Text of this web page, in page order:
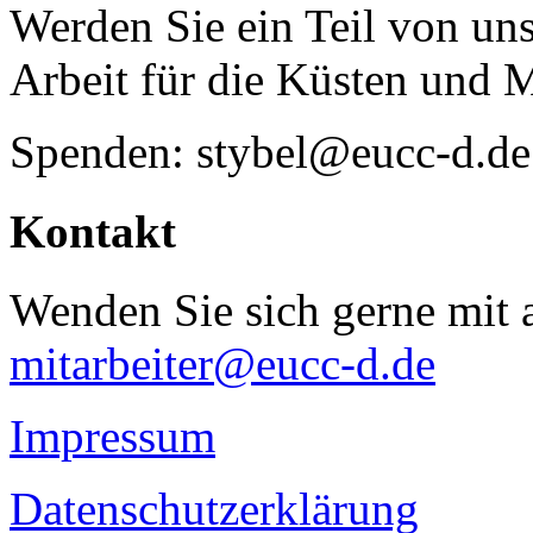
Werden Sie ein Teil von
Arbeit für die Küsten und
Spenden: stybel@eucc-d.de
Kontakt
Wenden Sie sich gerne mit
mitarbeiter@eucc-d.de
Impressum
Datenschutzerklärung